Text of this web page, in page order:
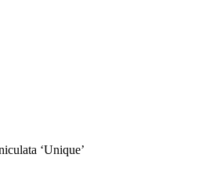
‘Unique’